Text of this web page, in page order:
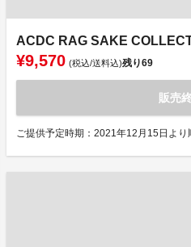
ACDC RAG SAKE
¥9,570 (税込/送料込)残り69
販売
ご提供予定時期：2021年12月15日より